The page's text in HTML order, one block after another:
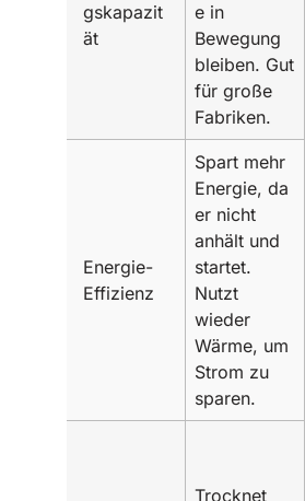
gskapazit
ät
e in
Bewegung
bleiben. Gut
für große
Fabriken.
Energie-
Effizienz
Spart mehr
Energie, da
er nicht
anhält und
startet.
Nutzt
wieder
Wärme, um
Strom zu
sparen.
Trocknet